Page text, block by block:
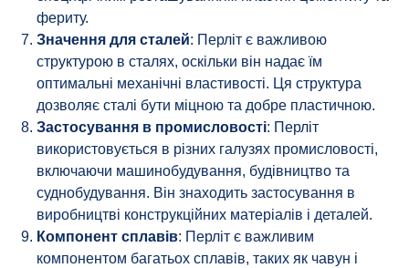
фериту.
Значення для сталей: Перліт є важливою
структурою в сталях, оскільки він надає їм
оптимальні механічні властивості. Ця структура
дозволяє сталі бути міцною та добре пластичною.
Застосування в промисловості: Перліт
використовується в різних галузях промисловості,
включаючи машинобудування, будівництво та
суднобудування. Він знаходить застосування в
виробництві конструкційних матеріалів і деталей.
Компонент сплавів: Перліт є важливим
компонентом багатьох сплавів, таких як чавун і